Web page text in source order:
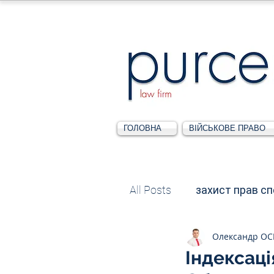
ГОЛОВНА ВІЙСЬКОВЕ ПРАВО
All Posts захист прав
Податкове Олександр